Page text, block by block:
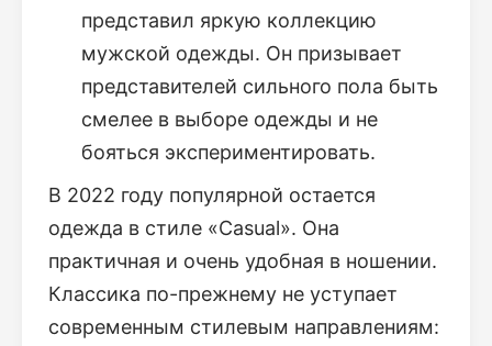
представил яркую коллекцию
мужской одежды. Он призывает
представителей сильного пола быть
смелее в выборе одежды и не
бояться экспериментировать.
В 2022 году популярной остается
одежда в стиле «Casual». Она
практичная и очень удобная в ношении.
Классика по-прежнему не уступает
современным стилевым направлениям: